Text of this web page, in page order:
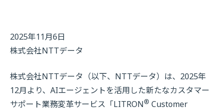
2025年11月6日
株式会社NTTデータ
株式会社NTTデータ（以下、NTTデータ）は、2025年
12月より、AIエージェントを活用した新たなカスタマー
サポート業務変革サービス「LITRON® Customer